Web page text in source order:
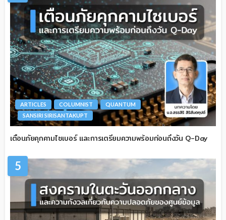
ARTICLES COLUMNIST
QUANTUM
SANSIRI SIRISANTAKUPT
เตือนภัยคุกคามไซเบอร์ และการเตรียมความพร้อมก่อนถึงวัน Q-Day
5